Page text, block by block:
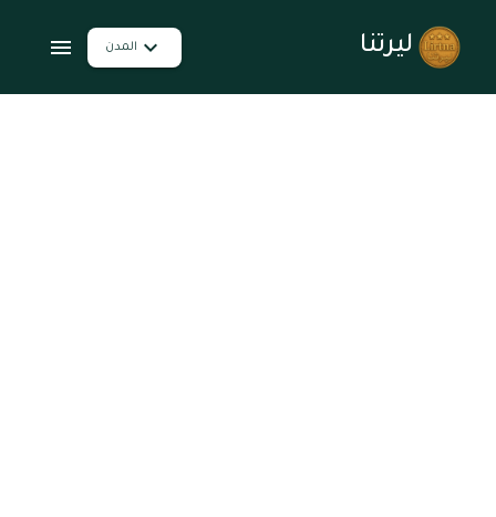
ليرتنا المدن